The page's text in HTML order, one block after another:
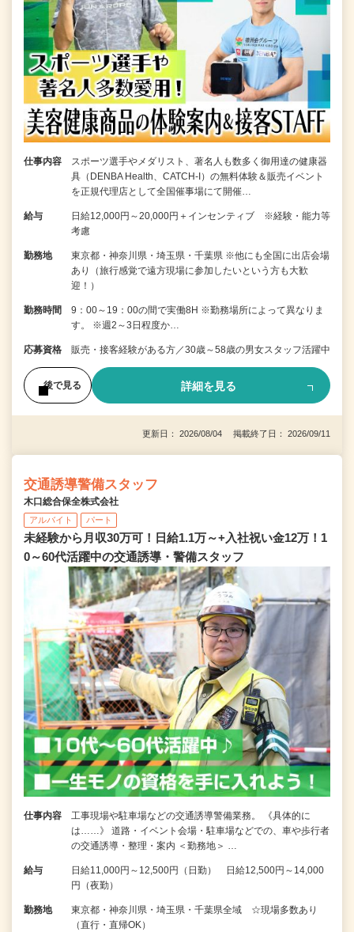
仕事内容
スポーツ選手やメダリスト、著名人も数多く御用達の健康器
具（DENBA Health、CATCH-I）の無料体験＆販売イベント
を正規代理店として全国催事場にて開催…
給与
日給12,000円～20,000円＋インセンティブ ※経験・能力等
考慮
勤務地
東京都・神奈川県・埼玉県・千葉県 ※他にも全国に出店会場
あり（旅行感覚で遠方現場に参加したいという方も大歓
迎！）
勤務時間
9：00～19：00の間で実働8H ※勤務場所によって異なりま
す。 ※週2～3日程度か…
応募資格 販売・接客経験がある方／30歳～58歳の男女スタッフ活躍中
後で見る 詳細を見る
更新日： 2026/08/04 掲載終了日： 2026/09/11
交通誘導警備スタッフ
木口総合保全株式会社
アルバイト パート
未経験から月収30万可！日給1.1万～+入社祝い金12万！1
0～60代活躍中の交通誘導・警備スタッフ
仕事内容
工事現場や駐車場などの交通誘導警備業務。 《具体的に
は……》 道路・イベント会場・駐車場などでの、車や歩行者
の交通誘導・整理・案内 ＜勤務地＞ …
給与
日給11,000円～12,500円（日勤） 日給12,500円～14,000
円（夜勤）
勤務地
東京都・神奈川県・埼玉県・千葉県全域 ☆現場多数あり
（直行・直帰OK）